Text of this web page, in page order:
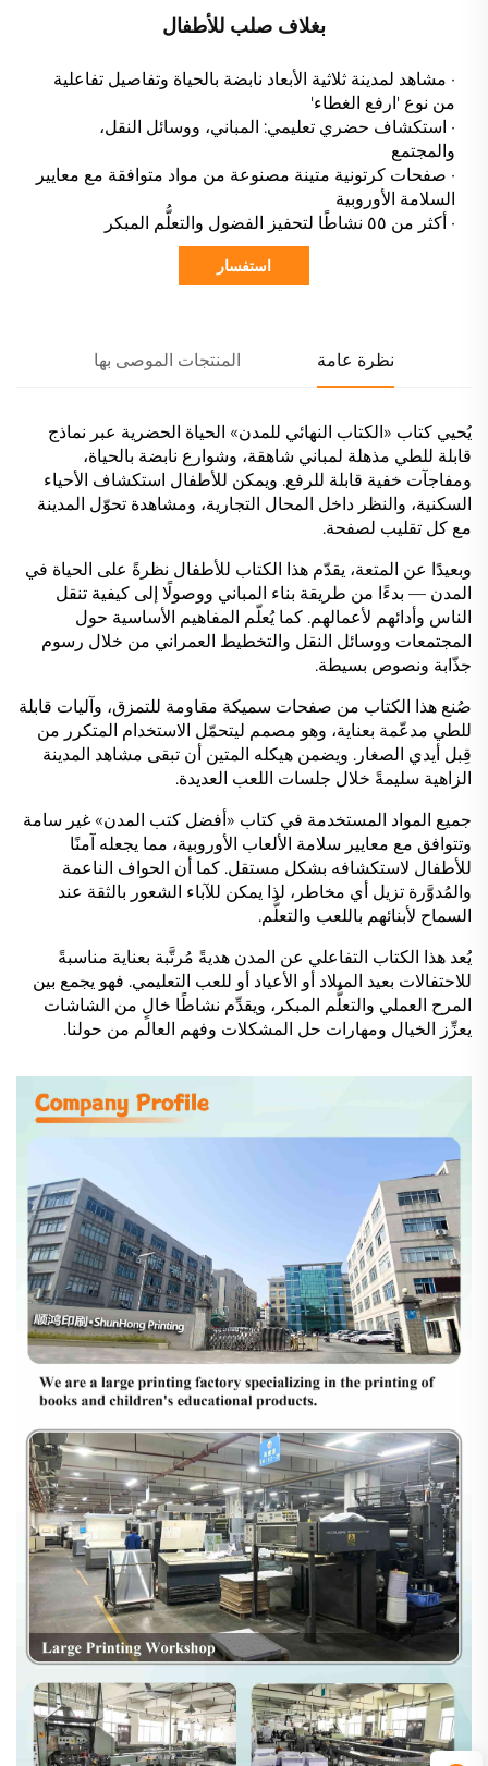
بغلاف صلب للأطفال
· مشاهد لمدينة ثلاثية الأبعاد نابضة بالحياة وتفاصيل تفاعلية
من نوع 'ارفع الغطاء'
· استكشاف حضري تعليمي: المباني، ووسائل النقل،
والمجتمع
· صفحات كرتونية متينة مصنوعة من مواد متوافقة مع معايير
السلامة الأوروبية
· أكثر من ٥٥ نشاطًا لتحفيز الفضول والتعلُّم المبكر
استفسار
نظرة عامة المنتجات الموصى بها
يُحيي كتاب «الكتاب النهائي للمدن» الحياة الحضرية عبر نماذج
قابلة للطي مذهلة لمباني شاهقة، وشوارع نابضة بالحياة،
ومفاجآت خفية قابلة للرفع. ويمكن للأطفال استكشاف الأحياء
السكنية، والنظر داخل المحال التجارية، ومشاهدة تحوّل المدينة
مع كل تقليب لصفحة.
وبعيدًا عن المتعة، يقدّم هذا الكتاب للأطفال نظرةً على الحياة في
المدن — بدءًا من طريقة بناء المباني ووصولًا إلى كيفية تنقل
الناس وأدائهم لأعمالهم. كما يُعلّم المفاهيم الأساسية حول
المجتمعات ووسائل النقل والتخطيط العمراني من خلال رسوم
جذّابة ونصوص بسيطة.
صُنع هذا الكتاب من صفحات سميكة مقاومة للتمزق، وآليات قابلة
للطي مدعّمة بعناية، وهو مصمم ليتحمّل الاستخدام المتكرر من
قِبل أيدي الصغار. ويضمن هيكله المتين أن تبقى مشاهد المدينة
الزاهية سليمةً خلال جلسات اللعب العديدة.
جميع المواد المستخدمة في كتاب «أفضل كتب المدن» غير سامة
وتتوافق مع معايير سلامة الألعاب الأوروبية، مما يجعله آمنًا
للأطفال لاستكشافه بشكل مستقل. كما أن الحواف الناعمة
والمُدوَّرة تزيل أي مخاطر، لذا يمكن للآباء الشعور بالثقة عند
السماح لأبنائهم باللعب والتعلُّم.
يُعد هذا الكتاب التفاعلي عن المدن هديةً مُرتَّبة بعناية مناسبةً
للاحتفالات بعيد الميلاد أو الأعياد أو للعب التعليمي. فهو يجمع بين
المرح العملي والتعلُّم المبكر، ويقدِّم نشاطًا خالٍ من الشاشات
يعزِّز الخيال ومهارات حل المشكلات وفهم العالم من حولنا.